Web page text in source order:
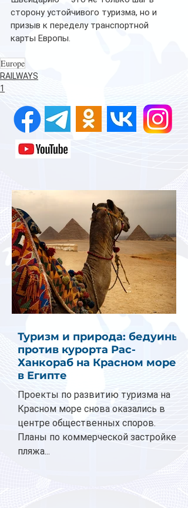
сторону устойчивого туризма, но и
призыв к переделу транспортной
карты Европы.
Europe
RAILWAYS
1
Туризм и природа: бедуины
против курорта Рас-
Ханкораб на Красном море
в Египте
Проекты по развитию туризма на
Красном море снова оказались в
центре общественных споров.
Планы по коммерческой застройке
пляжа...